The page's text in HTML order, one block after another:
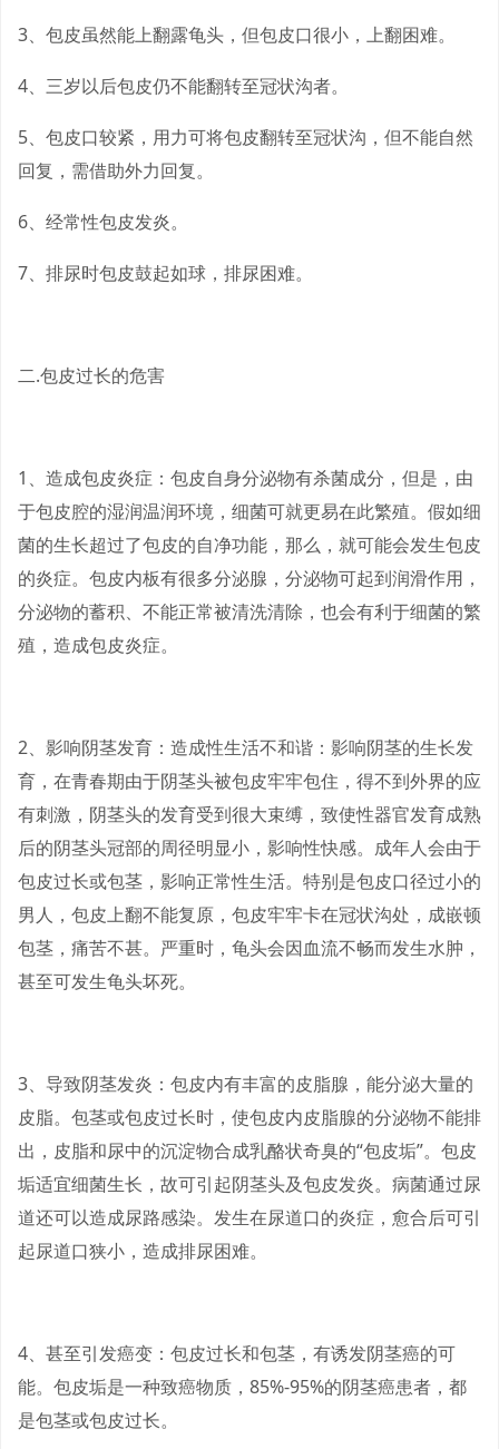
3、包皮虽然能上翻露龟头，但包皮口很小，上翻困难。
4、三岁以后包皮仍不能翻转至冠状沟者。
5、包皮口较紧，用力可将包皮翻转至冠状沟，但不能自然
回复，需借助外力回复。
6、经常性包皮发炎。
7、排尿时包皮鼓起如球，排尿困难。
二.包皮过长的危害
1、造成包皮炎症：包皮自身分泌物有杀菌成分，但是，由
于包皮腔的湿润温润环境，细菌可就更易在此繁殖。假如细
菌的生长超过了包皮的自净功能，那么，就可能会发生包皮
的炎症。包皮内板有很多分泌腺，分泌物可起到润滑作用，
分泌物的蓄积、不能正常被清洗清除，也会有利于细菌的繁
殖，造成包皮炎症。
2、影响阴茎发育：造成性生活不和谐：影响阴茎的生长发
育，在青春期由于阴茎头被包皮牢牢包住，得不到外界的应
有刺激，阴茎头的发育受到很大束缚，致使性器官发育成熟
后的阴茎头冠部的周径明显小，影响性快感。成年人会由于
包皮过长或包茎，影响正常性生活。特别是包皮口径过小的
男人，包皮上翻不能复原，包皮牢牢卡在冠状沟处，成嵌顿
包茎，痛苦不甚。严重时，龟头会因血流不畅而发生水肿，
甚至可发生龟头坏死。
3、导致阴茎发炎：包皮内有丰富的皮脂腺，能分泌大量的
皮脂。包茎或包皮过长时，使包皮内皮脂腺的分泌物不能排
出，皮脂和尿中的沉淀物合成乳酪状奇臭的“包皮垢”。包皮
垢适宜细菌生长，故可引起阴茎头及包皮发炎。病菌通过尿
道还可以造成尿路感染。发生在尿道口的炎症，愈合后可引
起尿道口狭小，造成排尿困难。
4、甚至引发癌变：包皮过长和包茎，有诱发阴茎癌的可
能。包皮垢是一种致癌物质，85%-95%的阴茎癌患者，都
是包茎或包皮过长。